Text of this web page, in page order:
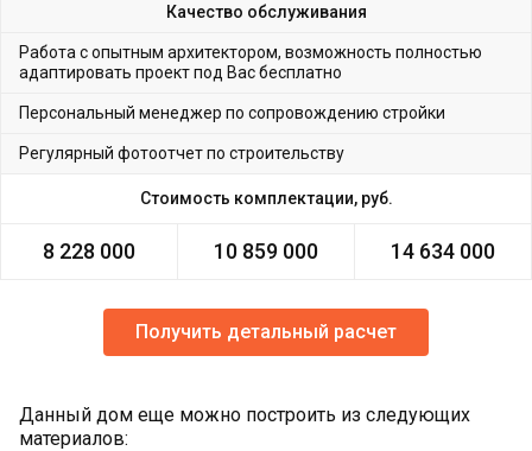
Качество обслуживания
Работа с опытным архитектором, возможность полностью
адаптировать проект под Вас бесплатно
Персональный менеджер по сопровождению стройки
Регулярный фотоотчет по строительству
Стоимость комплектации, руб.
8 228 000 10 859 000 14 634 000
Получить детальный расчет
Данный дом еще можно построить из следующих
материалов: